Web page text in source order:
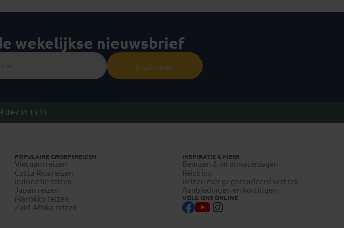
wekelijkse nieuwsbrief
Inschrijven
09-234 13 11
POPULAIRE GROEPSREIZEN
Vietnam reizen
Costa Rica reizen
Indonesie reizen
Japan reizen
Marokko reizen
Zuid-Afrika reizen
INSPIRATIE & MEER
Beurzen & informatiedagen
Reisblog
Reizen met gegarandeerd vertrek
Aanbiedingen en kortingen
VOLG ONS ONLINE